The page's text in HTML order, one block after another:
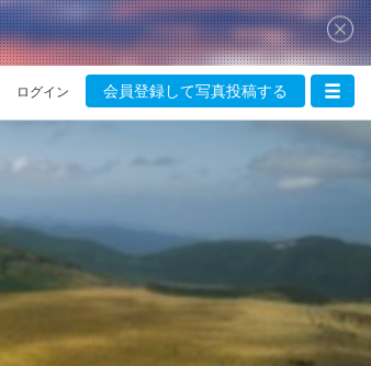
ログイン 会員登録して写真投稿する